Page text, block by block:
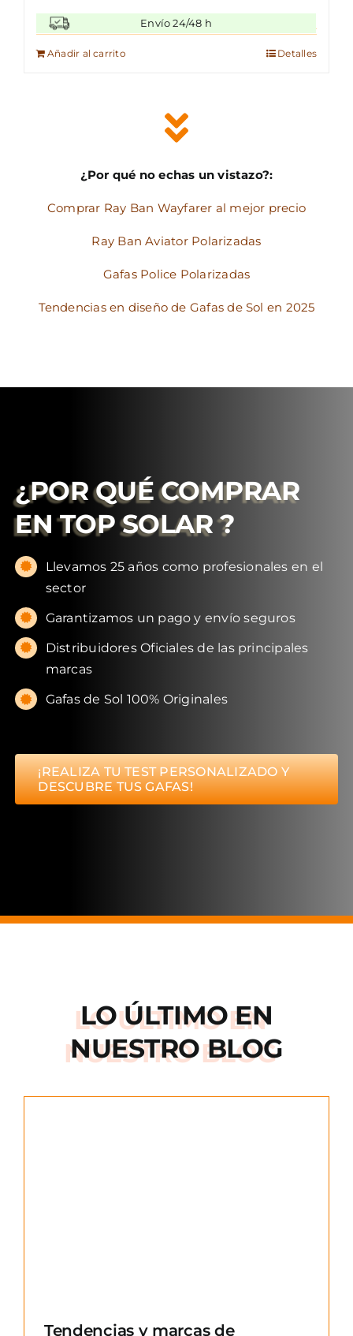
original
era:
145,00 €.
actual
es:
Envío 24/48 h
Añadir al carrito Detalles
¿Por qué no echas un vistazo?:
Comprar Ray Ban Wayfarer al mejor precio
Ray Ban Aviator Polarizadas
Gafas Police Polarizadas
Tendencias en diseño de Gafas de Sol en 2025
¿POR QUÉ COMPRAR
EN TOP SOLAR ?
Llevamos 25 años como profesionales en el
sector
Garantizamos un pago y envío seguros
Distribuidores Oficiales de las principales
marcas
Gafas de Sol 100% Originales
¡REALIZA TU TEST PERSONALIZADO Y
DESCUBRE TUS GAFAS!
LO ÚLTIMO EN
NUESTRO BLOG
Tendencias y marcas de